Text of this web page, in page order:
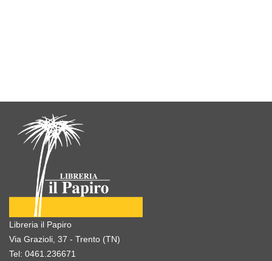
Libreria il Papiro
Via Grazioli, 37 - Trento (TN)
Tel: 0461.236671